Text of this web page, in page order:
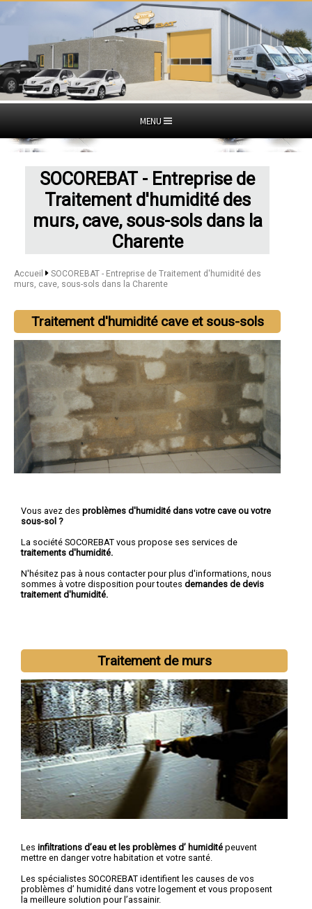
MENU
SOCOREBAT - Entreprise de
Traitement d'humidité des
murs, cave, sous-sols dans la
Charente
Accueil
SOCOREBAT - Entreprise de Traitement d'humidité des
murs, cave, sous-sols dans la Charente
Traitement d'humidité cave et sous-sols
Vous avez des problèmes d'humidité dans votre cave ou votre
sous-sol ?
La société SOCOREBAT vous propose ses services de
traitements d'humidité.
N'hésitez pas à nous contacter pour plus d'informations, nous
sommes à votre disposition pour toutes demandes de devis
traitement d'humidité.
Traitement de murs
Les infiltrations d’eau et les problèmes d’ humidité peuvent
mettre en danger votre habitation et votre santé.
Les spécialistes SOCOREBAT identifient les causes de vos
problèmes d’ humidité dans votre logement et vous proposent
la meilleure solution pour l’assainir.